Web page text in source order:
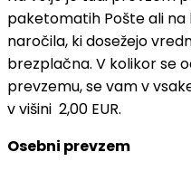
paketomatih Pošte ali na
naročila, ki dosežejo
brezplačna. V kolikor se
prevzemu, se vam v
v višini 2,00 EUR.
Osebni prevzem